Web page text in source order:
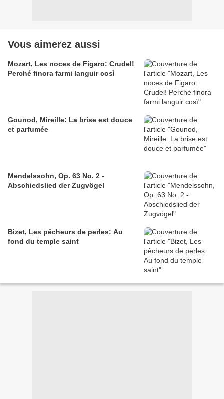
Vous aimerez aussi
Mozart, Les noces de Figaro: Crudel!
Perché finora farmi languir così
Gounod, Mireille: La brise est douce
et parfumée
Mendelssohn, Op. 63 No. 2 -
Abschiedslied der Zugvögel
Bizet, Les pêcheurs de perles: Au
fond du temple saint